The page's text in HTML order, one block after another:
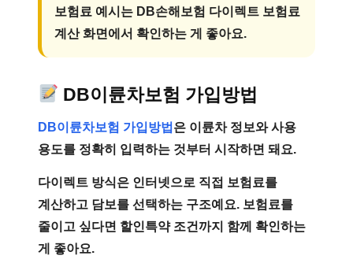
보험료 예시는 DB손해보험 다이렉트 보험료
계산 화면에서 확인하는 게 좋아요.
DB이륜차보험 가입방법
DB이륜차보험 가입방법 은 이륜차 정보와 사용
용도를 정확히 입력하는 것부터 시작하면 돼요.
다이렉트 방식은 인터넷으로 직접 보험료를
계산하고 담보를 선택하는 구조예요. 보험료를
줄이고 싶다면 할인특약 조건까지 함께 확인하는
게 좋아요.